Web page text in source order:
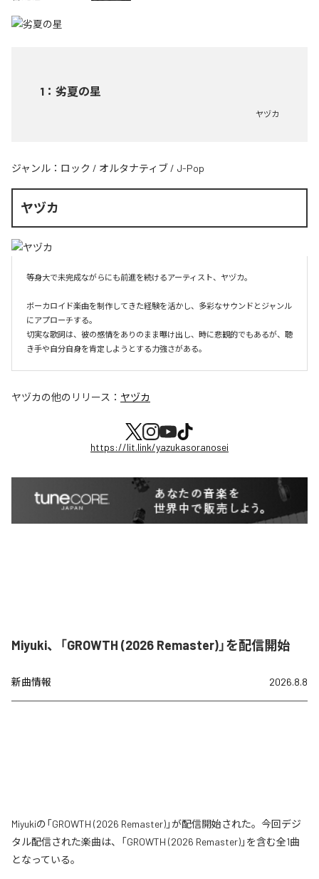
1 ： 劣夏の星
ヤヅカ
ジャンル： ロック / オルタナティブ / J-Pop
ヤヅカ
等身大で未完成ながらにも前進を続けるアーティスト、ヤヅカ。
ボーカロイド楽曲を制作してきた経験を活かし、多彩なサウンドとジャンル
にアプローチする。
切実な歌詞は、彼の感情をありのまま曝け出し、時に悲観的でもあるが、聴
き手や自分自身を肯定しようとする力強さがある。
ヤヅカの他のリリース： ヤヅカ
https://lit.link/yazukasoranosei
Miyuki、「GROWTH (2026 Remaster)」を配信開始
新曲情報 2026.8.8
Miyukiの「GROWTH (2026 Remaster)」が配信開始された。今回デジ
タル配信された楽曲は、「GROWTH (2026 Remaster)」を含む全1曲
となっている。